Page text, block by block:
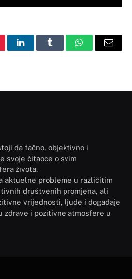
LinkedInTumblr WhatsAppEmail
da tačno, objektivno i
svoje čitaoce o svim
života.
aktuelne probleme u različitim
društvenih promjena, ali
vrijednosti, ljude i događaje
zdrave i pozitivne atmosfere u